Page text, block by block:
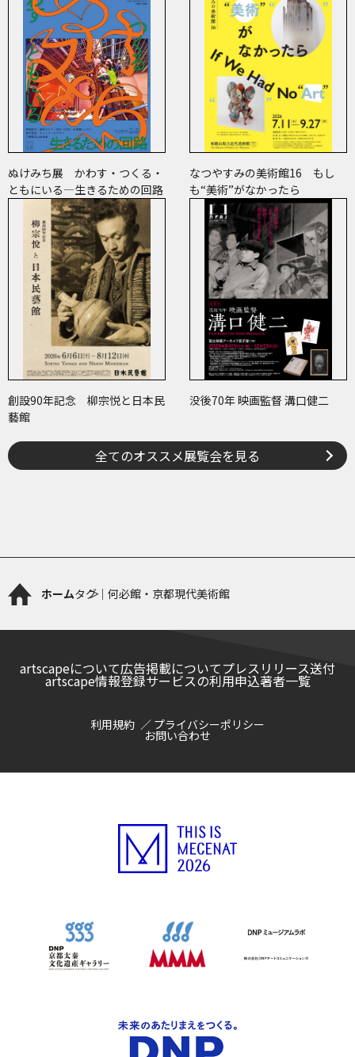
ぬけみち展 かわす・つくる・
ともにいる―生きるための回路
なつやすみの美術館16 もし
も“美術”がなかったら
創設90年記念 柳宗悦と日本民
藝館
没後70年 映画監督 溝口健二
全てのオススメ展覧会を見る
ホームタグ｜何必館・京都現代美術館
artscapeについて広告掲載についてプレスリリース送付
artscape情報登録サービスの利用申込著者一覧
利用規約 プライバシーポリシー
お問い合わせ